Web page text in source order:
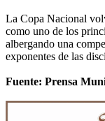
La Copa Nacional
como uno de los
albergando una
exponentes de las
Fuente: Prensa